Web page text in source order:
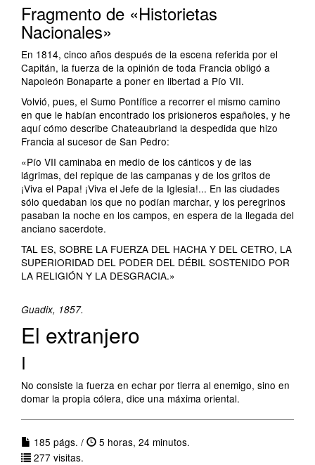
Fragmento de «Historietas
Nacionales»
En 1814, cinco años después de la escena referida por el
Capitán, la fuerza de la opinión de toda Francia obligó a
Napoleón Bonaparte a poner en libertad a Pío VII.
Volvió, pues, el Sumo Pontífice a recorrer el mismo camino
en que le habían encontrado los prisioneros españoles, y he
aquí cómo describe Chateaubriand la despedida que hizo
Francia al sucesor de San Pedro:
«Pío VII caminaba en medio de los cánticos y de las
lágrimas, del repique de las campanas y de los gritos de
¡Viva el Papa! ¡Viva el Jefe de la Iglesia!... En las ciudades
sólo quedaban los que no podían marchar, y los peregrinos
pasaban la noche en los campos, en espera de la llegada del
anciano sacerdote.
TAL ES, SOBRE LA FUERZA DEL HACHA Y DEL CETRO, LA
SUPERIORIDAD DEL PODER DEL DÉBIL SOSTENIDO POR
LA RELIGIÓN Y LA DESGRACIA.»
Guadix, 1857.
El extranjero
I
No consiste la fuerza en echar por tierra al enemigo, sino en
domar la propia cólera, dice una máxima oriental.
185 págs. /
5 horas, 24 minutos.
277 visitas.